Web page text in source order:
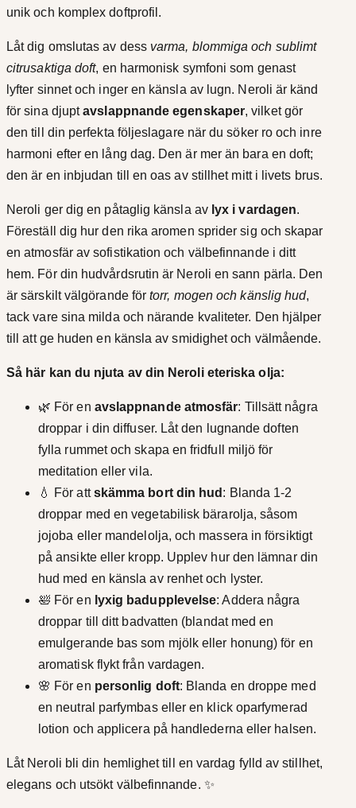
unik och komplex doftprofil.
Låt dig omslutas av dess varma, blommiga och sublimt
citrusaktiga doft, en harmonisk symfoni som genast
lyfter sinnet och inger en känsla av lugn. Neroli är känd
för sina djuptavslappnande egenskaper, vilket gör
den till din perfekta följeslagare när du söker ro och inre
harmoni efter en lång dag. Den är mer än bara en doft;
den är en inbjudan till en oas av stillhet mitt i livets brus.
Neroli ger dig en påtaglig känsla av lyx i vardagen.
Föreställ dig hur den rika aromen sprider sig och skapar
en atmosfär av sofistikation och välbefinnande i ditt
hem. För din hudvårdsrutin är Neroli en sann pärla. Den
är särskilt välgörande förtorr, mogen och känslig hud,
tack vare sina milda och närande kvaliteter. Den hjälper
till att ge huden en känsla av smidighet och välmående.
Så här kan du njuta av din Neroli eteriska olja:
🌿 För en avslappnande atmosfär: Tillsätt några
droppar i din diffuser. Låt den lugnande doften
fylla rummet och skapa en fridfull miljö för
meditation eller vila.
💧 För attskämma bort din hud : Blanda 1-2
droppar med en vegetabilisk bärarolja, såsom
jojoba eller mandelolja, och massera in försiktigt
på ansikte eller kropp. Upplev hur den lämnar din
hud med en känsla av renhet och lyster.
🛀 För en lyxig badupplevelse: Addera några
droppar till ditt badvatten (blandat med en
emulgerande bas som mjölk eller honung) för en
aromatisk flykt från vardagen.
🌸 För en personlig doft: Blanda en droppe med
en neutral parfymbas eller en klick oparfymerad
lotion och applicera på handlederna eller halsen.
Låt Neroli bli din hemlighet till en vardag fylld av stillhet,
elegans och utsökt välbefinnande. ✨